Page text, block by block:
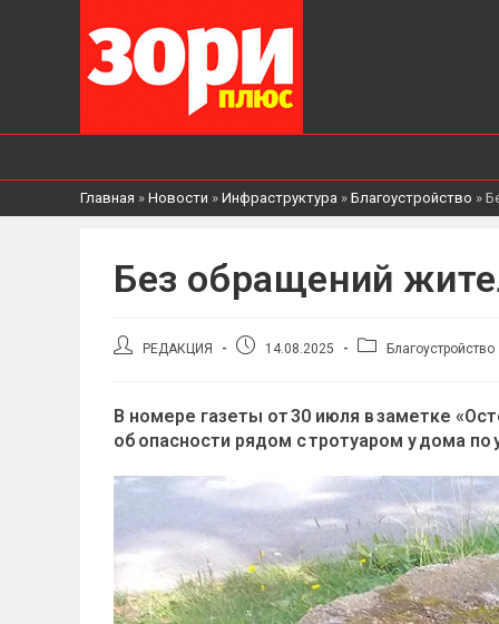
Главная » Новости » Инфраструктура » Благоустройство »
Без обращений
АвторРЕДАКЦИЯ
Запись14.08.2025
РубрикаБлагоустройство
В номере газеты от 30 июля в заметке
об опасности рядом с тротуаром у дома по